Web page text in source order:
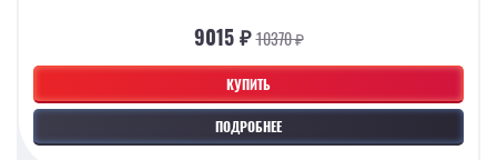
КУПИТЬ
ПОДРОБНЕЕ
9015 ₽10370 ₽